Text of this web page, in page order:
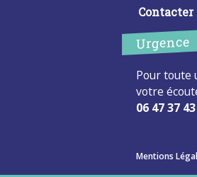
Urgence
Pour toute
votre
06 47 37
Mentions